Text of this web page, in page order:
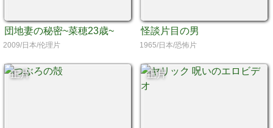
団地妻の秘密~菜穂23歳~
2009/日本/伦理片
怪談片目の男
1965/日本/恐怖片
正片 正片